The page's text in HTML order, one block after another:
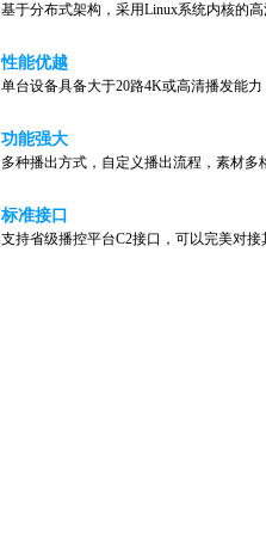
基于分布式架构，采用Linux系统内核的
性能优越
单台设备具备大于20路4K或高清播发能
功能强大
多种播出方式，自定义播出流程，素材
标准接口
支持省级播控平台C2接口，可以完美对